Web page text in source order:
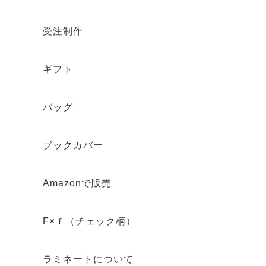
受注制作
ギフト
バッグ
ブックカバー
Amazonで販売
F×ｆ（チェック柄）
ラミネートについて